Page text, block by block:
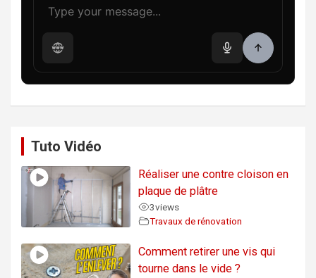
Tuto Vidéo
Réaliser une contre cloison en
plaque de plâtre
3views
Travaux de rénovation
Comment retirer une vis qui
tourne dans le vide ?